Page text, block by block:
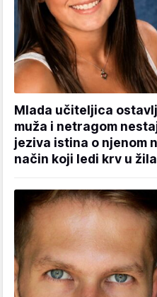
Mlada učiteljica
muža i netragom
jeziva istina o njenom
način koji ledi krv u